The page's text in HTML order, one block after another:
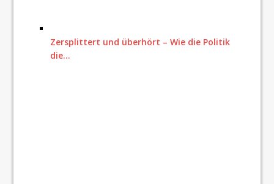
Zersplittert und überhört – Wie die Politik
die…